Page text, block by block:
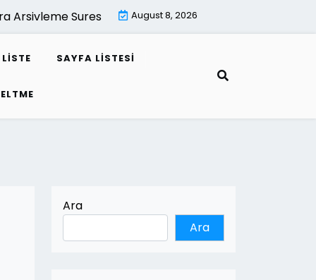
Suresi Kac Yildir |Mimari Render İle Leed
August 8, 2026
LISTE SAYFA LISTESI
Ara
Ara